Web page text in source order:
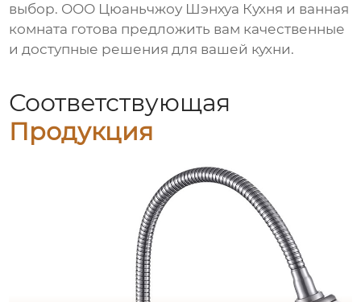
выбор. ООО Цюаньчжоу Шэнхуа Кухня и ванная
комната готова предложить вам качественные
и доступные решения для вашей кухни.
Соответствующая
Продукция